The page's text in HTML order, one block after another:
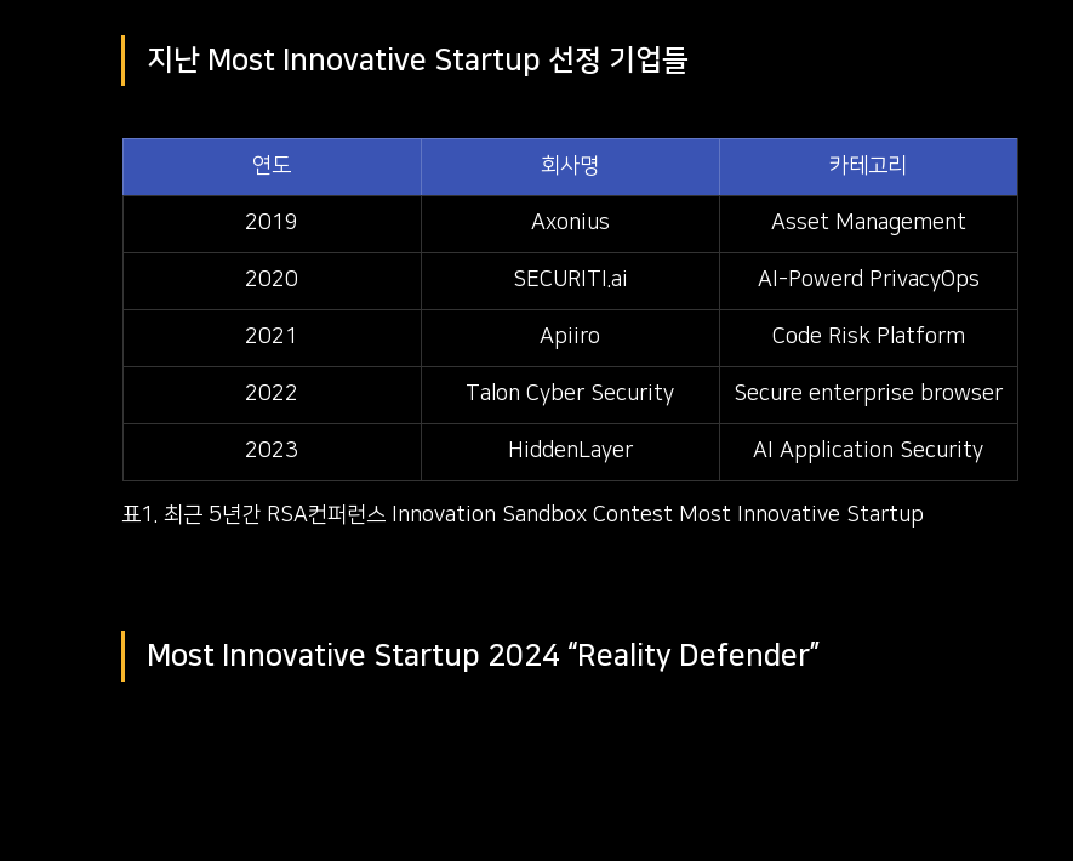
지난 Most Innovative Startup 선정 기업들
연도 회사명 카테고리
2019 Axonius Asset Management
2020 SECURITI.ai AI-Powerd PrivacyOps
2021 Apiiro Code Risk Platform
2022 Talon Cyber Security Secure enterprise browser
2023 HiddenLayer AI Application Security
표1. 최근 5년간 RSA컨퍼런스 Innovation Sandbox Contest Most Innovative Startup
Most Innovative Startup 2024 “Reality Defender”